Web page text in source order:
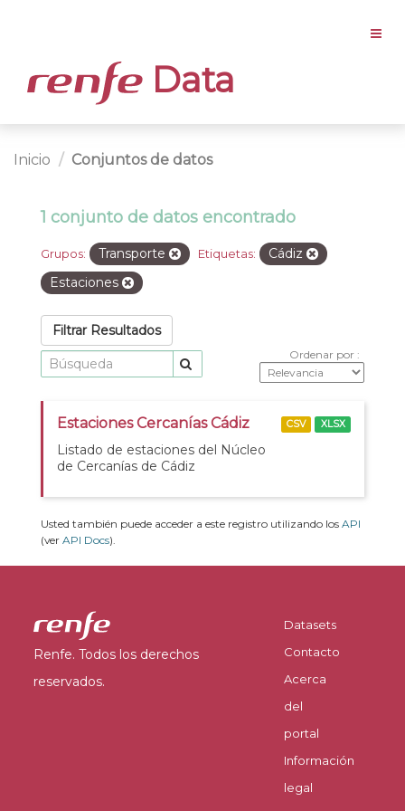
Data
Inicio Conjuntos de datos
1 conjunto de datos encontrado
Grupos: Transporte Etiquetas:
Cádiz
Estaciones
Filtrar Resultados
Ordenar por
Estaciones Cercanías Cádiz
Listado de estaciones del Núcleo
de Cercanías de Cádiz
CSV XLSX
Usted también puede acceder a este registro utilizando los API
(ver API Docs).
Renfe. Todos los derechos
reservados.
Datasets
Contacto
Acerca
del
portal
Información
legal